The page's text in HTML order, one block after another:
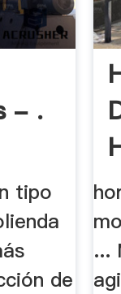
- .
tipo
de
...